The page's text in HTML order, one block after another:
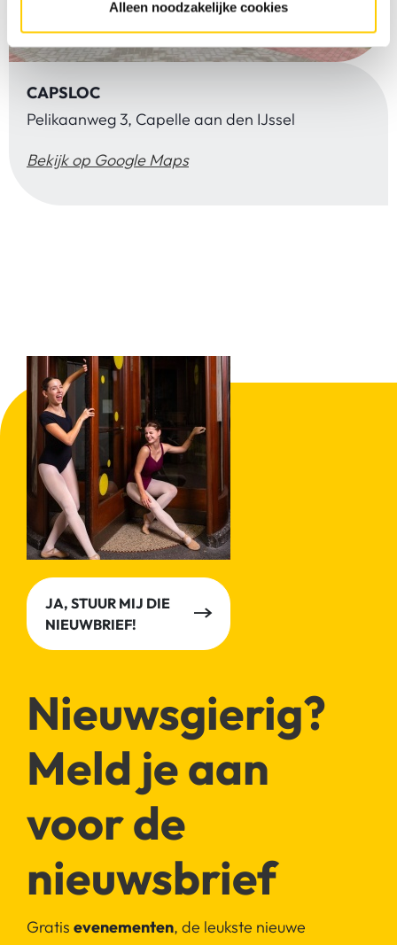
Alleen noodzakelijke cookies
CAPSLOC
Pelikaanweg 3, Capelle aan den IJssel
Bekijk op Google Maps
Nieuwsgierig?
Meld je aan
voor de
nieuwsbrief
Gratis evenementen, de leukste nieuwe
JA, STUUR MIJ DIE
NIEUWBRIEF!